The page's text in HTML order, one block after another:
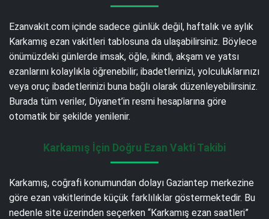
Ezanvakit.com içinde sadece günlük değil, haftalık ve aylık
Karkamış ezan vakitleri tablosuna da ulaşabilirsiniz. Böylece
önümüzdeki günlerde imsak, öğle, ikindi, akşam ve yatsı
ezanlarını kolaylıkla öğrenebilir; ibadetlerinizi, yolculuklarınızı
veya oruç ibadetlerinizi buna bağlı olarak düzenleyebilirsiniz.
Burada tüm veriler, Diyanet’in resmi hesaplarına göre
otomatik bir şekilde yenilenir.
Karkamış İçin Doğru Ezan Vakti Takibi
Karkamış, coğrafi konumundan dolayı Gaziantep merkezine
göre ezan vakitlerinde küçük farklılıklar göstermektedir. Bu
nedenle site üzerinden seçerken “Karkamış ezan saatleri”